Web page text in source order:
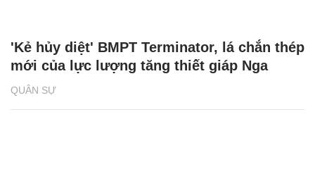
QUÂN SỰ
'Kẻ hủy diệt' BMPT Terminator, lá chắn thép
mới của lực lượng tăng thiết giáp Nga